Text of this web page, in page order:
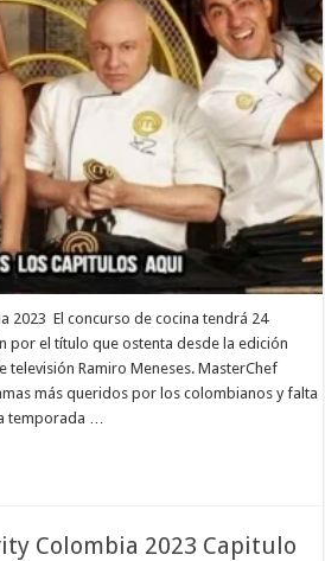
2023 El concurso de cocina tendrá 24
por el título que ostenta desde la edición
Ramiro Meneses. MasterChef
más queridos por los colombianos y falta
temporada …
Colombia 2023 Capitulo